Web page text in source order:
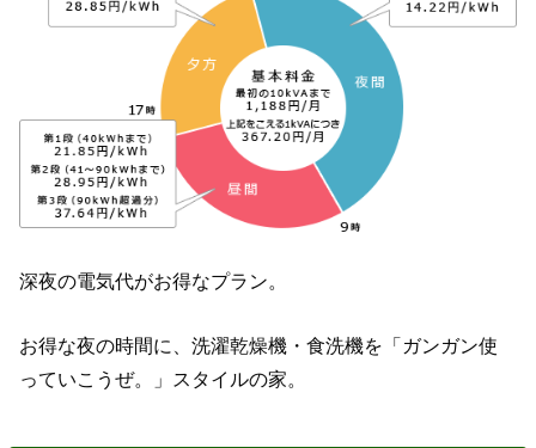
深夜の電気代がお得なプラン。
お得な夜の時間に、洗濯乾燥機・食洗機を「ガンガン使
っていこうぜ。」スタイルの家。